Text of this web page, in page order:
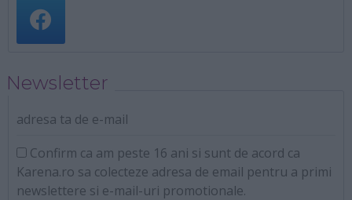
Newsletter
adresa ta de e-mail
Confirm ca am peste 16 ani si sunt de acord ca
Karena.ro sa colecteze adresa de email pentru a primi
newslettere si e-mail-uri promotionale.